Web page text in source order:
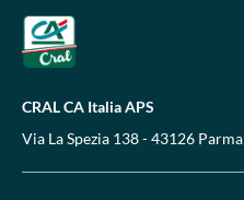
CRAL CA Italia APS
Via La Spezia 138 - 43126 Parma